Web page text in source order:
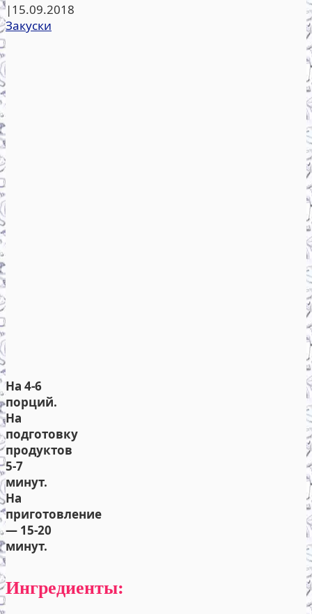
|15.09.2018
Закуски
На 4-6
порций.
На
подготовку
продуктов
5-7
минут.
На
приготовление
— 15-20
минут.
Ингредиенты: